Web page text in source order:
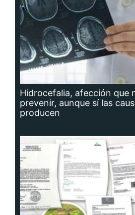
Hidrocefalia, afección que
prevenir, aunque sí las
producen